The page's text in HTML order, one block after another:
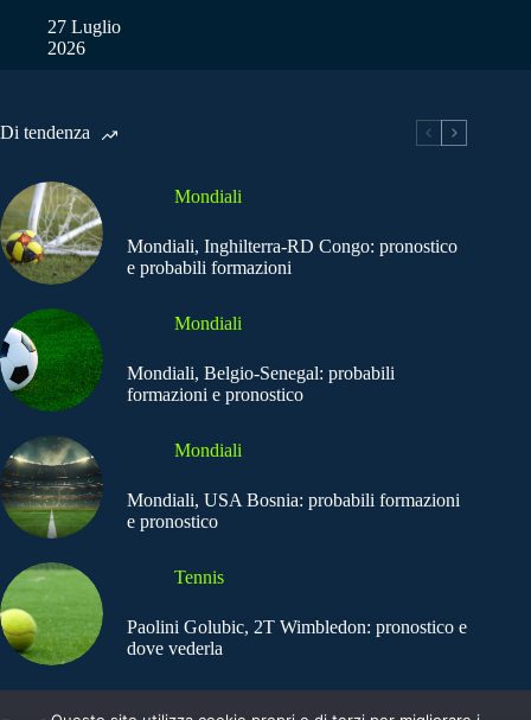
27 Luglio
2026
Di tendenza
Mondiali
Mondiali, Inghilterra-RD Congo: pronostico
e probabili formazioni
Mondiali
Mondiali, Belgio-Senegal: probabili
formazioni e pronostico
Mondiali
Mondiali, USA Bosnia: probabili formazioni
e pronostico
Tennis
Paolini Golubic, 2T Wimbledon: pronostico e
dove vederla